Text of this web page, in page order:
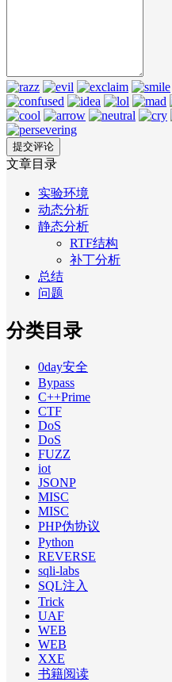
文章目录
实验环境
动态分析
静态分析
RTF结构
补丁分析
总结
问题
分类目录
0day安全
Bypass
C++Prime
CTF
DoS
DoS
FUZZ
iot
JSONP
MISC
MISC
PHP伪协议
Python
REVERSE
sqli-labs
SQL注入
Trick
UAF
WEB
WEB
XXE
书籍阅读